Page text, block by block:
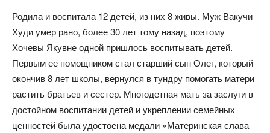
Родила и воспитала 12 детей, из них 8 живы. Муж Вакучи
Худи умер рано, более 30 лет тому назад, поэтому
Хочевы Якувне одной пришлось воспитывать детей.
Первым ее помощником стал старший сын Олег, который
окончив 8 лет школы, вернулся в тундру помогать матери
растить братьев и сестер. Многодетная мать за заслуги в
достойном воспитании детей и укреплении семейных
ценностей была удостоена медали «Материнская слава